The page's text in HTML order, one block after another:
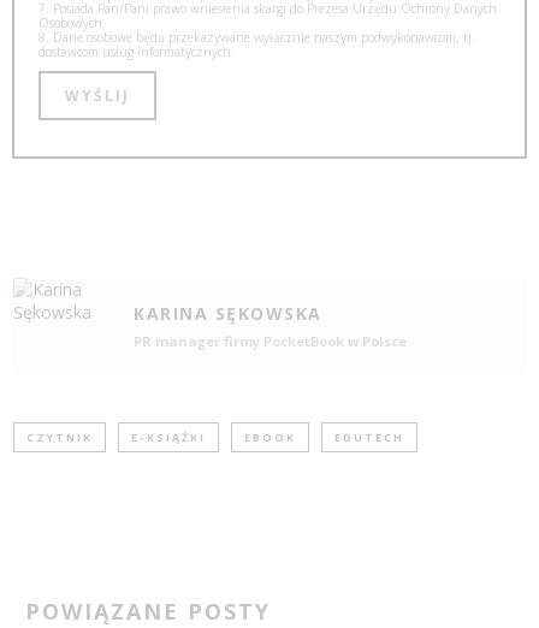
7. Posiada Pan/Pani prawo wniesienia skargi do Prezesa Urzędu Ochrony Danych
Osobowych.
8. Dane osobowe będą przekazywane wyłącznie naszym podwykonawcom, tj.
dostawcom usług informatycznych.
KARINA SĘKOWSKA
PR manager firmy PocketBook w Polsce
CZYTNIK E-KSIĄŻKI EBOOK EDUTECH
POWIĄZANE POSTY